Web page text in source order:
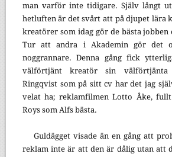
man varför inte tidigare. Själv långt
hetluften är det svårt att på djupet lära
kreatörer som idag gör de bästa jobben
Tur att andra i Akademin gör det
noggrannare. Denna gång fick
välförtjänt kreatör sin välförtjänta
Ringqvist som på sitt cv har det jag
velat ha; reklamfilmen Lotto Åke,
Roys som Alfs bästa.
Guldägget visade än en gång att
reklam inte är att den är dålig utan att